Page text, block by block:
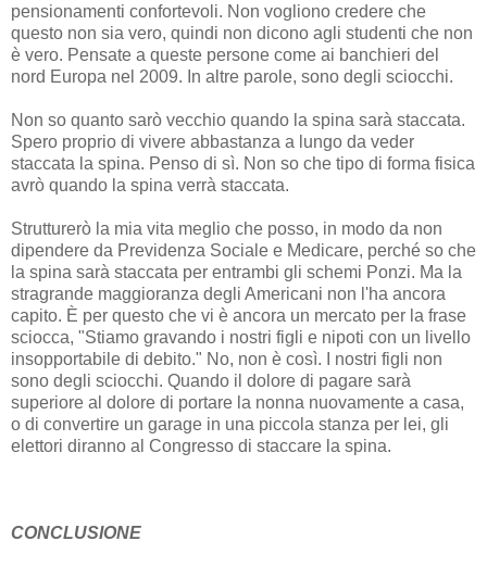
pensionamenti confortevoli. Non vogliono credere che
questo non sia vero, quindi non dicono agli studenti che non
è vero. Pensate a queste persone come ai banchieri del
nord Europa nel 2009. In altre parole, sono degli sciocchi.
Non so quanto sarò vecchio quando la spina sarà staccata.
Spero proprio di vivere abbastanza a lungo da veder
staccata la spina. Penso di sì. Non so che tipo di forma fisica
avrò quando la spina verrà staccata.
Strutturerò la mia vita meglio che posso, in modo da non
dipendere da Previdenza Sociale e Medicare, perché so che
la spina sarà staccata per entrambi gli schemi Ponzi. Ma la
stragrande maggioranza degli Americani non l'ha ancora
capito. È per questo che vi è ancora un mercato per la frase
sciocca, "Stiamo gravando i nostri figli e nipoti con un livello
insopportabile di debito." No, non è così. I nostri figli non
sono degli sciocchi. Quando il dolore di pagare sarà
superiore al dolore di portare la nonna nuovamente a casa,
o di convertire un garage in una piccola stanza per lei, gli
elettori diranno al Congresso di staccare la spina.
CONCLUSIONE